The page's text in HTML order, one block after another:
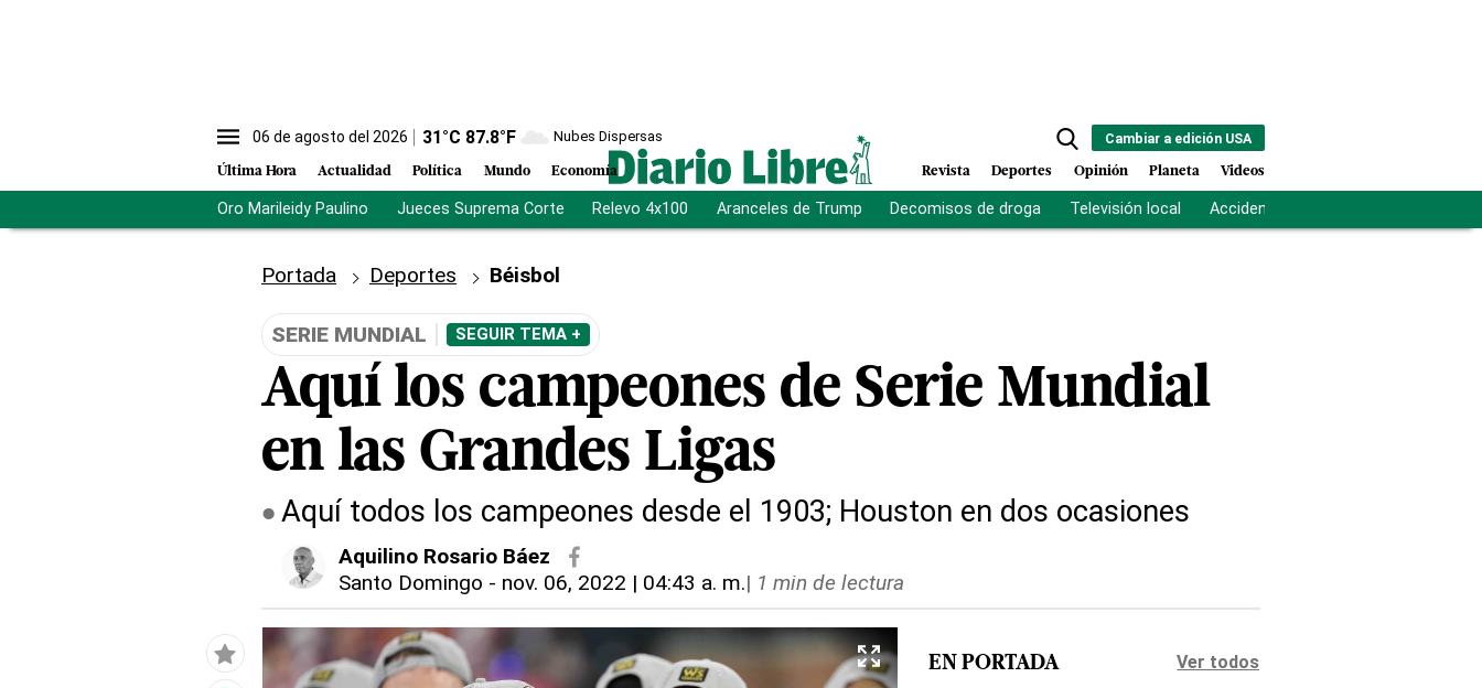
06 de agosto del 2026 31°C 87.8°F Nubes Dispersas
Última Hora Actualidad Política Mundo Economía
Cambiar a edición USA
Revista Deportes Opinión Planeta Videos
Oro Marileidy Paulino Jueces Suprema Corte Relevo 4x100 Aranceles de Trump Decomisos de droga Televisión local Accidente Los Ríos
Portada Deportes Béisbol
SERIE MUNDIAL SEGUIR TEMA +
Aquí los campeones de Serie Mundial
en las Grandes Ligas
Aquí todos los campeones desde el 1903; Houston en dos ocasiones
Aquilino Rosario Báez
Santo Domingo - nov. 06, 2022 | 04:43 a. m.| 1 min de lectura
EN PORTADA Ver todos